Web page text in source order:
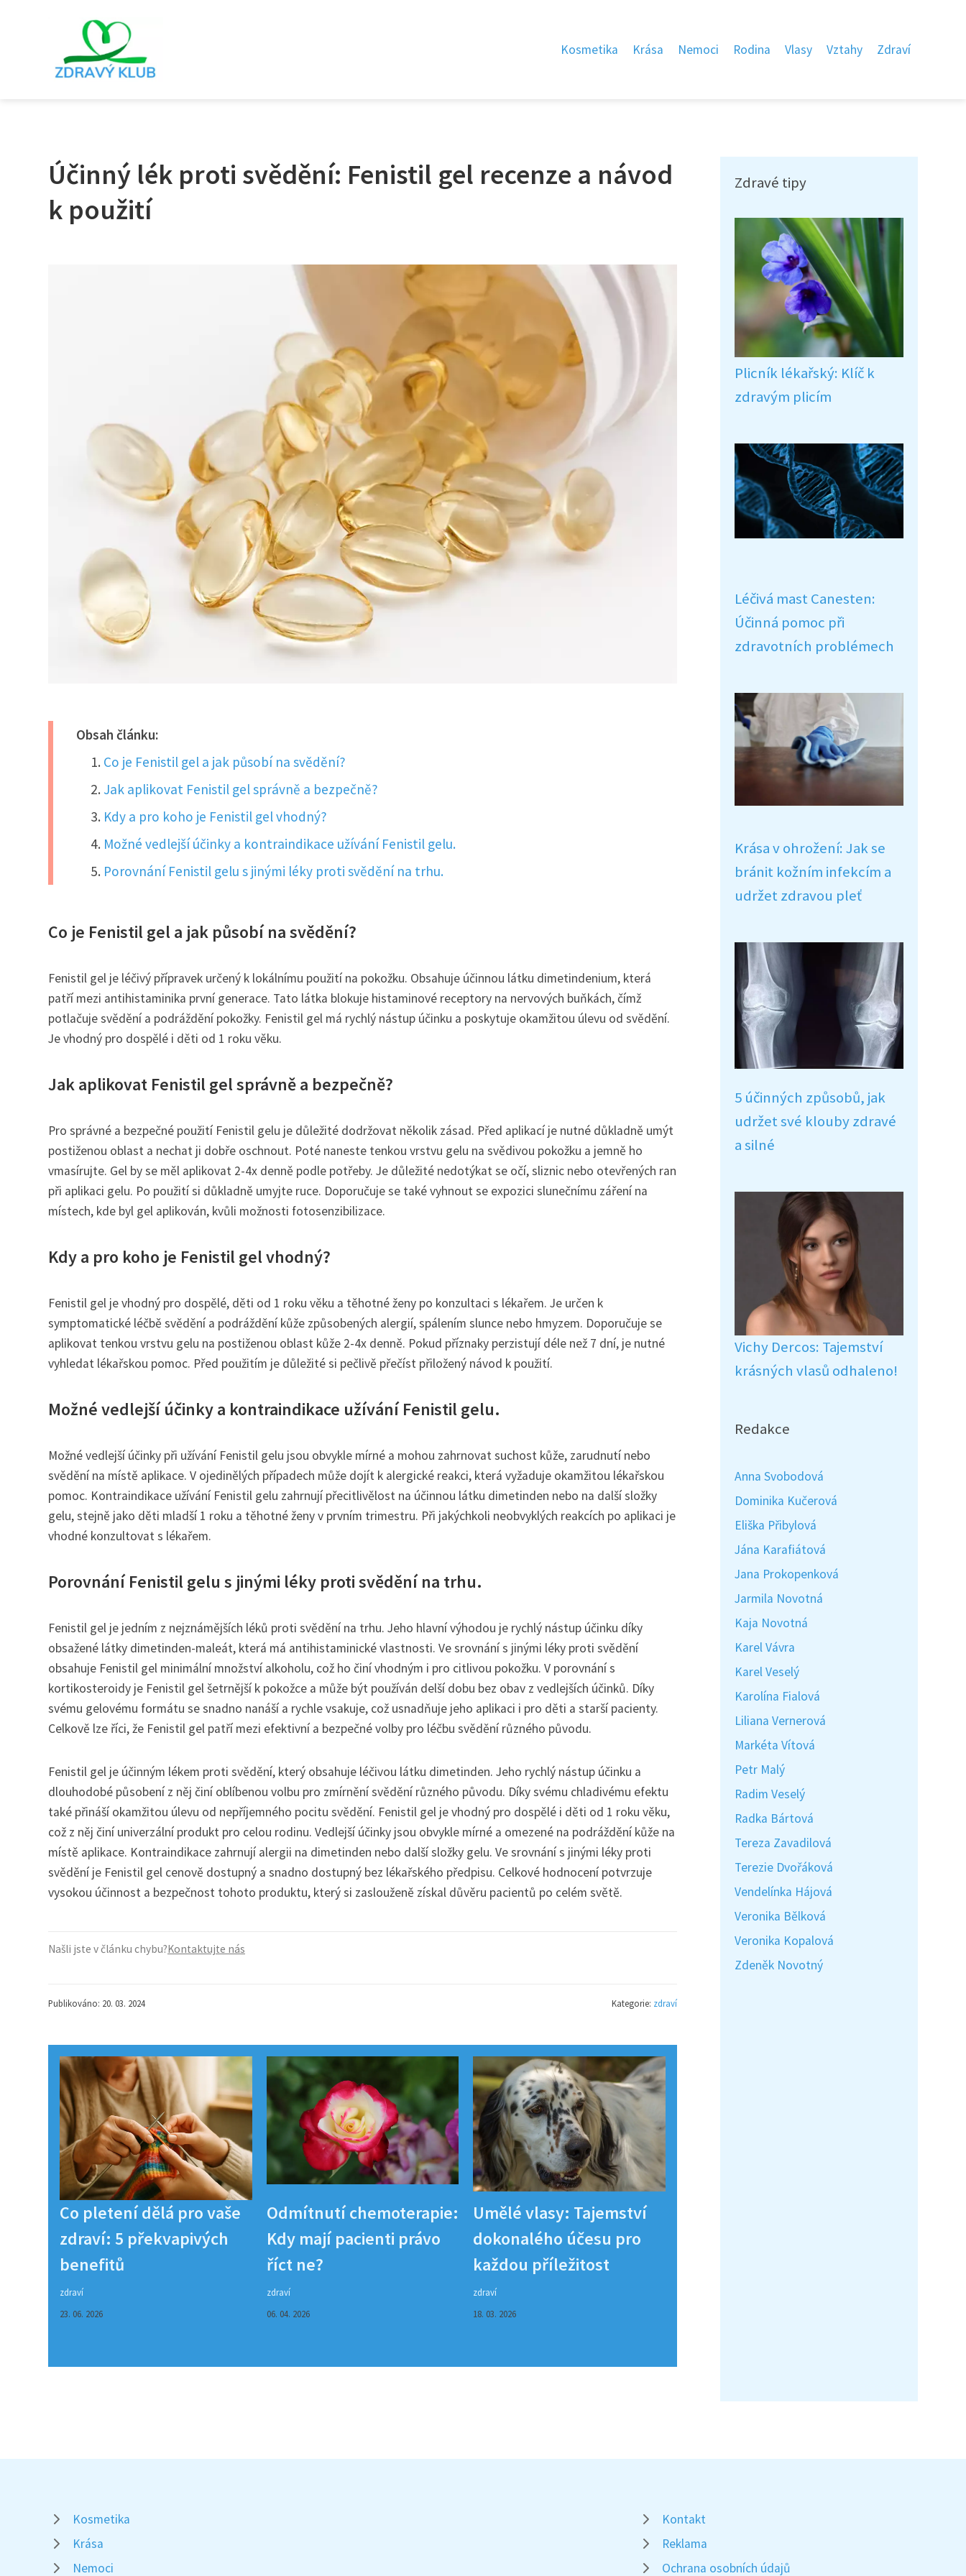
Kosmetika Krása Nemoci Rodina Vlasy Vztahy Zdraví
Účinný lék proti svědění: Fenistil gel recenze a návod
k použití
Obsah článku:
Co je Fenistil gel a jak působí na svědění?
Jak aplikovat Fenistil gel správně a bezpečně?
Kdy a pro koho je Fenistil gel vhodný?
Možné vedlejší účinky a kontraindikace užívání Fenistil gelu.
Porovnání Fenistil gelu s jinými léky proti svědění na trhu.
Co je Fenistil gel a jak působí na svědění?
Fenistil gel je léčivý přípravek určený k lokálnímu použití na pokožku. Obsahuje účinnou látku dimetindenium, která
patří mezi antihistaminika první generace. Tato látka blokuje histaminové receptory na nervových buňkách, čímž
potlačuje svědění a podráždění pokožky. Fenistil gel má rychlý nástup účinku a poskytuje okamžitou úlevu od svědění.
Je vhodný pro dospělé i děti od 1 roku věku.
Jak aplikovat Fenistil gel správně a bezpečně?
Pro správné a bezpečné použití Fenistil gelu je důležité dodržovat několik zásad. Před aplikací je nutné důkladně umýt
postiženou oblast a nechat ji dobře oschnout. Poté naneste tenkou vrstvu gelu na svědivou pokožku a jemně ho
vmasírujte. Gel by se měl aplikovat 2-4x denně podle potřeby. Je důležité nedotýkat se očí, sliznic nebo otevřených ran
při aplikaci gelu. Po použití si důkladně umyjte ruce. Doporučuje se také vyhnout se expozici slunečnímu záření na
místech, kde byl gel aplikován, kvůli možnosti fotosenzibilizace.
Kdy a pro koho je Fenistil gel vhodný?
Fenistil gel je vhodný pro dospělé, děti od 1 roku věku a těhotné ženy po konzultaci s lékařem. Je určen k
symptomatické léčbě svědění a podráždění kůže způsobených alergií, spálením slunce nebo hmyzem. Doporučuje se
aplikovat tenkou vrstvu gelu na postiženou oblast kůže 2-4x denně. Pokud příznaky perzistují déle než 7 dní, je nutné
vyhledat lékařskou pomoc. Před použitím je důležité si pečlivě přečíst přiložený návod k použití.
Možné vedlejší účinky a kontraindikace užívání Fenistil gelu.
Možné vedlejší účinky při užívání Fenistil gelu jsou obvykle mírné a mohou zahrnovat suchost kůže, zarudnutí nebo
svědění na místě aplikace. V ojedinělých případech může dojít k alergické reakci, která vyžaduje okamžitou lékařskou
pomoc. Kontraindikace užívání Fenistil gelu zahrnují přecitlivělost na účinnou látku dimetinden nebo na další složky
gelu, stejně jako děti mladší 1 roku a těhotné ženy v prvním trimestru. Při jakýchkoli neobvyklých reakcích po aplikaci je
vhodné konzultovat s lékařem.
Porovnání Fenistil gelu s jinými léky proti svědění na trhu.
Fenistil gel je jedním z nejznámějších léků proti svědění na trhu. Jeho hlavní výhodou je rychlý nástup účinku díky
obsažené látky dimetinden-maleát, která má antihistaminické vlastnosti. Ve srovnání s jinými léky proti svědění
obsahuje Fenistil gel minimální množství alkoholu, což ho činí vhodným i pro citlivou pokožku. V porovnání s
kortikosteroidy je Fenistil gel šetrnější k pokožce a může být používán delší dobu bez obav z vedlejších účinků. Díky
svému gelovému formátu se snadno nanáší a rychle vsakuje, což usnadňuje jeho aplikaci i pro děti a starší pacienty.
Celkově lze říci, že Fenistil gel patří mezi efektivní a bezpečné volby pro léčbu svědění různého původu.
Fenistil gel je účinným lékem proti svědění, který obsahuje léčivou látku dimetinden. Jeho rychlý nástup účinku a
dlouhodobé působení z něj činí oblíbenou volbu pro zmírnění svědění různého původu. Díky svému chladivému efektu
také přináší okamžitou úlevu od nepříjemného pocitu svědění. Fenistil gel je vhodný pro dospělé i děti od 1 roku věku,
což z něj činí univerzální produkt pro celou rodinu. Vedlejší účinky jsou obvykle mírné a omezené na podráždění kůže na
místě aplikace. Kontraindikace zahrnují alergii na dimetinden nebo další složky gelu. Ve srovnání s jinými léky proti
svědění je Fenistil gel cenově dostupný a snadno dostupný bez lékařského předpisu. Celkové hodnocení potvrzuje
vysokou účinnost a bezpečnost tohoto produktu, který si zaslouženě získal důvěru pacientů po celém světě.
Našli jste v článku chybu?Kontaktujte nás
Publikováno: 20. 03. 2024 Kategorie: zdraví
Co pletení dělá pro vaše
zdraví: 5 překvapivých
benefitů
zdraví
23. 06. 2026
Odmítnutí chemoterapie:
Kdy mají pacienti právo
říct ne?
zdraví
06. 04. 2026
Umělé vlasy: Tajemství
dokonalého účesu pro
každou příležitost
zdraví
18. 03. 2026
Zdravé tipy
Plicník lékařský: Klíč k
zdravým plicím
Léčivá mast Canesten:
Účinná pomoc při
zdravotních problémech
Krása v ohrožení: Jak se
bránit kožním infekcím a
udržet zdravou pleť
5 účinných způsobů, jak
udržet své klouby zdravé
a silné
Vichy Dercos: Tajemství
krásných vlasů odhaleno!
Redakce
Anna Svobodová
Dominika Kučerová
Eliška Přibylová
Jána Karafiátová
Jana Prokopenková
Jarmila Novotná
Kaja Novotná
Karel Vávra
Karel Veselý
Karolína Fialová
Liliana Vernerová
Markéta Vítová
Petr Malý
Radim Veselý
Radka Bártová
Tereza Zavadilová
Terezie Dvořáková
Vendelínka Hájová
Veronika Bělková
Veronika Kopalová
Zdeněk Novotný
Kosmetika
Krása
Nemoci
Kontakt
Reklama
Ochrana osobních údajů